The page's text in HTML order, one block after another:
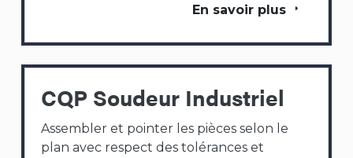
En savoir plus
CQP Soudeur Industriel
Assembler et pointer les pièces selon le
plan avec respect des tolérances et